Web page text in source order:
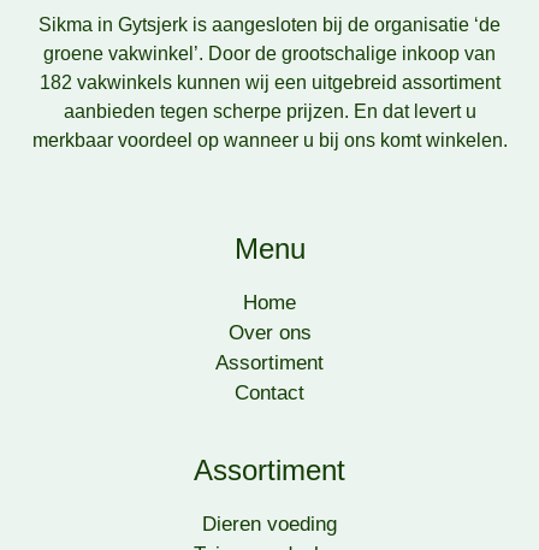
Sikma in Gytsjerk is aangesloten bij de organisatie ‘de
groene vakwinkel’. Door de grootschalige inkoop van
182 vakwinkels kunnen wij een uitgebreid assortiment
aanbieden tegen scherpe prijzen. En dat levert u
merkbaar voordeel op wanneer u bij ons komt winkelen.
Menu
Home
Over ons
Assortiment
Contact
Assortiment
Dieren voeding